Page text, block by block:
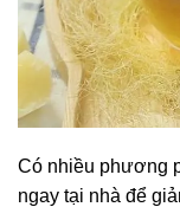
Có nhiều phương
ngay tại nhà để